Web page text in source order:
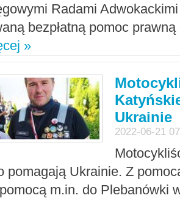
Radami Adwokackimi
bezpłatną pomoc
»
Ukrainie
2022-06-21
pomagają Ukrainie. Z
m.in. do Plebanówki